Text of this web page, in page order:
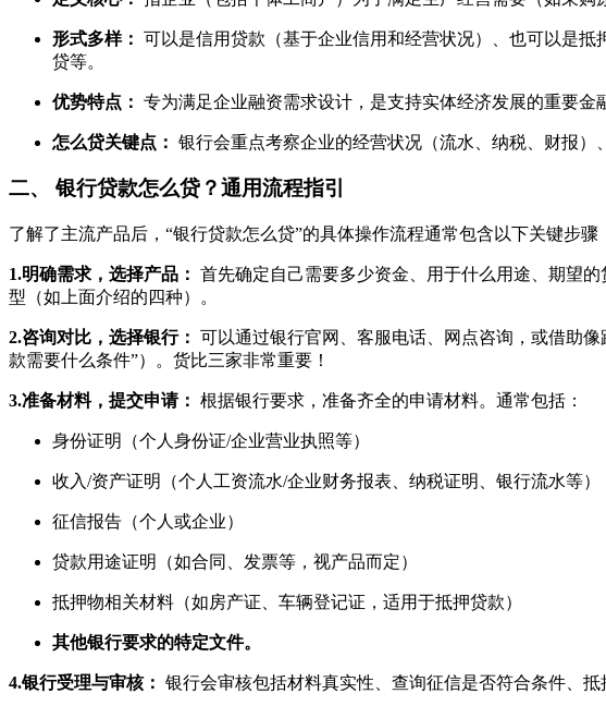
形式多样： 可以是信用贷款（基于企业信用和经营状况）、也可以是
贷等。
优势特点： 专为满足企业融资需求设计，是支持实体经济发展的重要金
怎么贷关键点： 银行会重点考察企业的经营状况（流水、纳税、财报）
二、 银行贷款怎么贷？通用流程指引
了解了主流产品后，“银行贷款怎么贷”的具体操作流程通常包含以下关键步骤
1.明确需求，选择产品： 首先确定自己需要多少资金、用于什么用途、期望
型（如上面介绍的四种）。
2.咨询对比，选择银行： 可以通过银行官网、客服电话、网点咨询，或借助
款需要什么条件”）。货比三家非常重要！
3.准备材料，提交申请： 根据银行要求，准备齐全的申请材料。通常包括：
身份证明（个人身份证/企业营业执照等）
收入/资产证明（个人工资流水/企业财务报表、纳税证明、银行流水等）
征信报告（个人或企业）
贷款用途证明（如合同、发票等，视产品而定）
抵押物相关材料（如房产证、车辆登记证，适用于抵押贷款）
其他银行要求的特定文件。
4.银行受理与审核： 银行会审核包括材料真实性、查询征信是否符合条件、